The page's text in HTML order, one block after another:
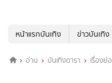
หน้าแรกบันเทิง
ข่าวบันเทิง
อ่าน บันเทิงดารา เรื่องย่อ